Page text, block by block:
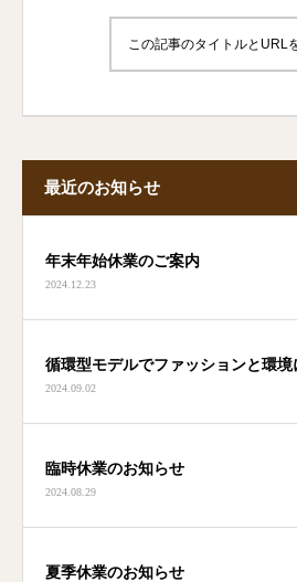
この記事のタイトルとURL
最近のお知らせ
年末年始休業のご案内
2024.12.23
循環型モデルでファッションと環
ランド「Nu(ヌウ)」ローンチ！
2024.09.02
臨時休業のお知らせ
2024.08.29
夏季休業のお知らせ